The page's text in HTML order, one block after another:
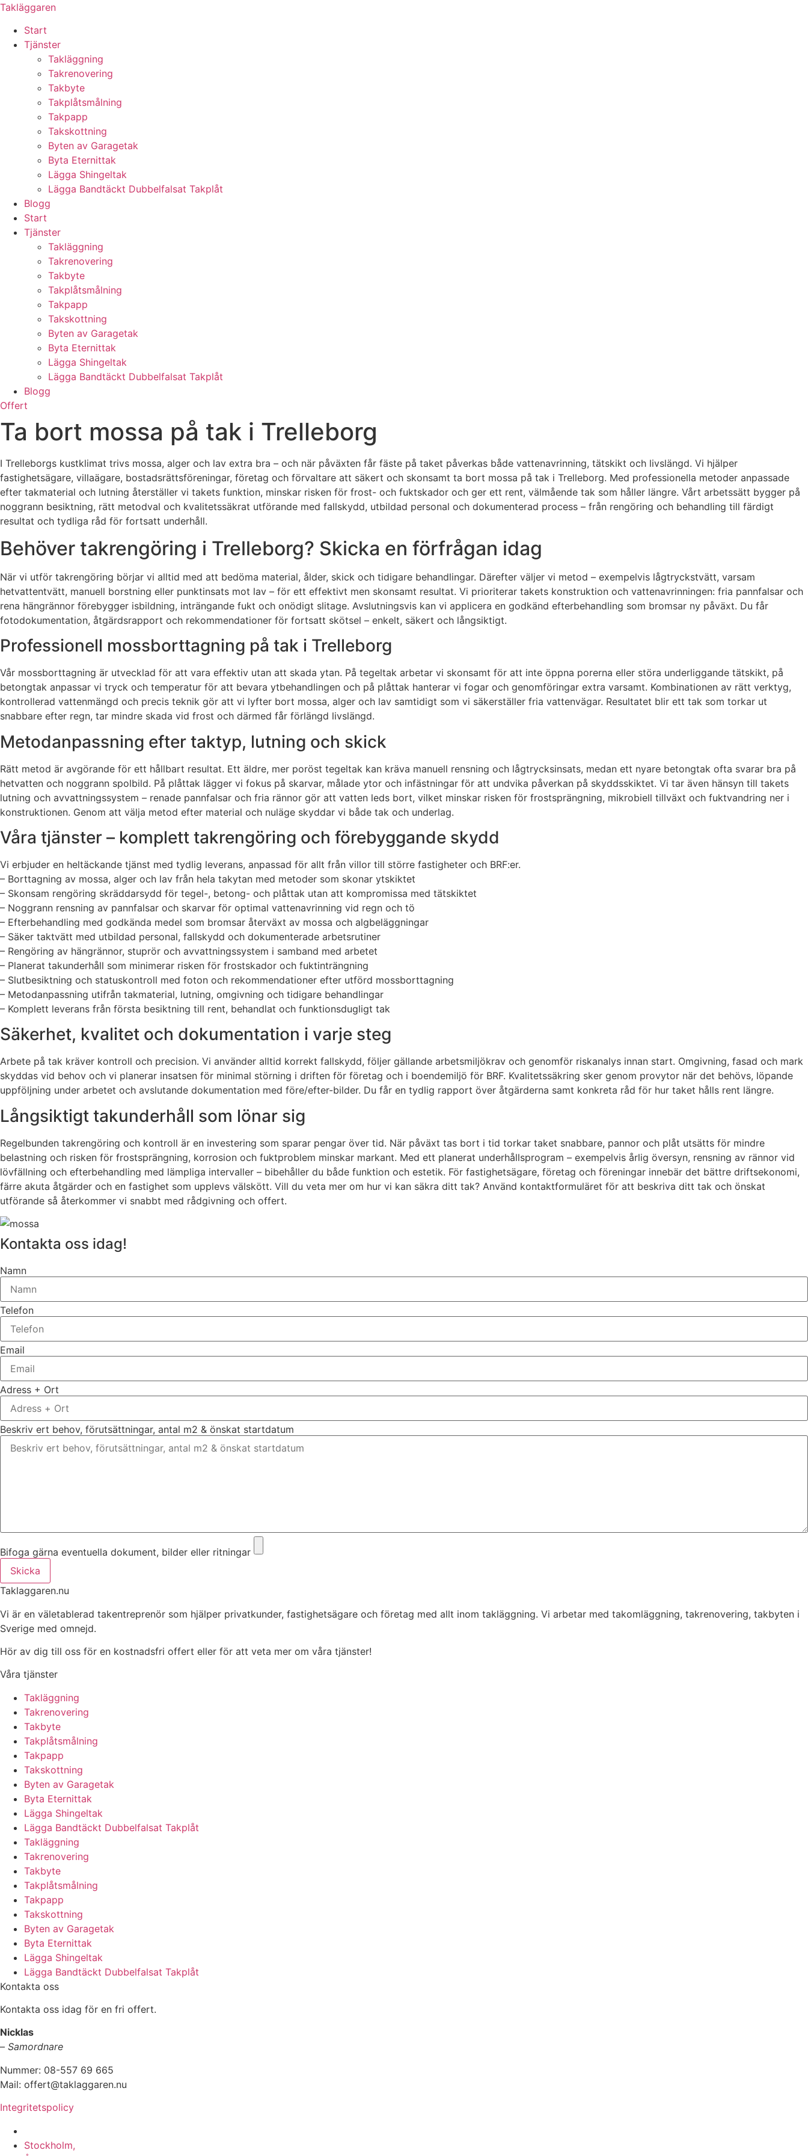
Skip
content
Takläggaren
Start
Tjänster
Takläggning
Takrenovering
Takbyte
Takplåtsmålning
Takpapp
Takskottning
Byten av Garagetak
Byta Eternittak
Lägga Shingeltak
Lägga Bandtäckt Dubbelfalsat Takplåt
Blogg
Start
Tjänster
Takläggning
Takrenovering
Takbyte
Takplåtsmålning
Takpapp
Takskottning
Byten av Garagetak
Byta Eternittak
Lägga Shingeltak
Lägga Bandtäckt Dubbelfalsat Takplåt
Blogg
Offert
Ta bort mossa på tak i Trelleborg
I Trelleborgs kustklimat trivs mossa, alger och lav extra bra – och när påväxten får fäste på taket påverkas både vattenavrinning, tätskikt och livslängd. Vi hjälper
fastighetsägare, villaägare, bostadsrättsföreningar, företag och förvaltare att säkert och skonsamt ta bort mossa på tak i Trelleborg. Med professionella metoder anpassade
efter takmaterial och lutning återställer vi takets funktion, minskar risken för frost- och fuktskador och ger ett rent, välmående tak som håller längre. Vårt arbetssätt bygger på
noggrann besiktning, rätt metodval och kvalitetssäkrat utförande med fallskydd, utbildad personal och dokumenterad process – från rengöring och behandling till färdigt
resultat och tydliga råd för fortsatt underhåll.
Behöver takrengöring i Trelleborg? Skicka en förfrågan idag
När vi utför takrengöring börjar vi alltid med att bedöma material, ålder, skick och tidigare behandlingar. Därefter väljer vi metod – exempelvis lågtryckstvätt, varsam
hetvattentvätt, manuell borstning eller punktinsats mot lav – för ett effektivt men skonsamt resultat. Vi prioriterar takets konstruktion och vattenavrinningen: fria pannfalsar och
rena hängrännor förebygger isbildning, inträngande fukt och onödigt slitage. Avslutningsvis kan vi applicera en godkänd efterbehandling som bromsar ny påväxt. Du får
fotodokumentation, åtgärdsrapport och rekommendationer för fortsatt skötsel – enkelt, säkert och långsiktigt.
Professionell mossborttagning på tak i Trelleborg
Vår mossborttagning är utvecklad för att vara effektiv utan att skada ytan. På tegeltak arbetar vi skonsamt för att inte öppna porerna eller störa underliggande tätskikt, på
betongtak anpassar vi tryck och temperatur för att bevara ytbehandlingen och på plåttak hanterar vi fogar och genomföringar extra varsamt. Kombinationen av rätt verktyg,
kontrollerad vattenmängd och precis teknik gör att vi lyfter bort mossa, alger och lav samtidigt som vi säkerställer fria vattenvägar. Resultatet blir ett tak som torkar ut
snabbare efter regn, tar mindre skada vid frost och därmed får förlängd livslängd.
Metodanpassning efter taktyp, lutning och skick
Rätt metod är avgörande för ett hållbart resultat. Ett äldre, mer poröst tegeltak kan kräva manuell rensning och lågtrycksinsats, medan ett nyare betongtak ofta svarar bra på
hetvatten och noggrann spolbild. På plåttak lägger vi fokus på skarvar, målade ytor och infästningar för att undvika påverkan på skyddsskiktet. Vi tar även hänsyn till takets
lutning och avvattningssystem – renade pannfalsar och fria rännor gör att vatten leds bort, vilket minskar risken för frostsprängning, mikrobiell tillväxt och fuktvandring ner i
konstruktionen. Genom att välja metod efter material och nuläge skyddar vi både tak och underlag.
Våra tjänster – komplett takrengöring och förebyggande skydd
Vi erbjuder en heltäckande tjänst med tydlig leverans, anpassad för allt från villor till större fastigheter och BRF:er.
– Borttagning av mossa, alger och lav från hela takytan med metoder som skonar ytskiktet
– Skonsam rengöring skräddarsydd för tegel-, betong- och plåttak utan att kompromissa med tätskiktet
– Noggrann rensning av pannfalsar och skarvar för optimal vattenavrinning vid regn och tö
– Efterbehandling med godkända medel som bromsar återväxt av mossa och algbeläggningar
– Säker taktvätt med utbildad personal, fallskydd och dokumenterade arbetsrutiner
– Rengöring av hängrännor, stuprör och avvattningssystem i samband med arbetet
– Planerat takunderhåll som minimerar risken för frostskador och fuktinträngning
– Slutbesiktning och statuskontroll med foton och rekommendationer efter utförd mossborttagning
– Metodanpassning utifrån takmaterial, lutning, omgivning och tidigare behandlingar
– Komplett leverans från första besiktning till rent, behandlat och funktionsdugligt tak
Säkerhet, kvalitet och dokumentation i varje steg
Arbete på tak kräver kontroll och precision. Vi använder alltid korrekt fallskydd, följer gällande arbetsmiljökrav och genomför riskanalys innan start. Omgivning, fasad och mark
skyddas vid behov och vi planerar insatsen för minimal störning i driften för företag och i boendemiljö för BRF. Kvalitetssäkring sker genom provytor när det behövs, löpande
uppföljning under arbetet och avslutande dokumentation med före/efter-bilder. Du får en tydlig rapport över åtgärderna samt konkreta råd för hur taket hålls rent längre.
Långsiktigt takunderhåll som lönar sig
Regelbunden takrengöring och kontroll är en investering som sparar pengar över tid. När påväxt tas bort i tid torkar taket snabbare, pannor och plåt utsätts för mindre
belastning och risken för frostsprängning, korrosion och fuktproblem minskar markant. Med ett planerat underhållsprogram – exempelvis årlig översyn, rensning av rännor vid
lövfällning och efterbehandling med lämpliga intervaller – bibehåller du både funktion och estetik. För fastighetsägare, företag och föreningar innebär det bättre driftsekonomi,
färre akuta åtgärder och en fastighet som upplevs välskött. Vill du veta mer om hur vi kan säkra ditt tak? Använd kontaktformuläret för att beskriva ditt tak och önskat
utförande så återkommer vi snabbt med rådgivning och offert.
Kontakta oss idag!
Namn
Telefon
Email
Adress + Ort
Beskriv ert behov, förutsättningar, antal m2 & önskat startdatum
Bifoga gärna eventuella dokument, bilder eller ritningar
Skicka
Taklaggaren.nu
Vi är en väletablerad takentreprenör som hjälper privatkunder, fastighetsägare och företag med allt inom takläggning. Vi arbetar med takomläggning, takrenovering, takbyten i
Sverige med omnejd.
Hör av dig till oss för en kostnadsfri offert eller för att veta mer om våra tjänster!
Våra tjänster
Takläggning
Takrenovering
Takbyte
Takplåtsmålning
Takpapp
Takskottning
Byten av Garagetak
Byta Eternittak
Lägga Shingeltak
Lägga Bandtäckt Dubbelfalsat Takplåt
Takläggning
Takrenovering
Takbyte
Takplåtsmålning
Takpapp
Takskottning
Byten av Garagetak
Byta Eternittak
Lägga Shingeltak
Lägga Bandtäckt Dubbelfalsat Takplåt
Kontakta oss
Kontakta oss idag för en fri offert.
Nicklas
– Samordnare
Nummer: 08-557 69 665
Mail: offert@taklaggaren.nu
Integritetspolicy
Stockholm,